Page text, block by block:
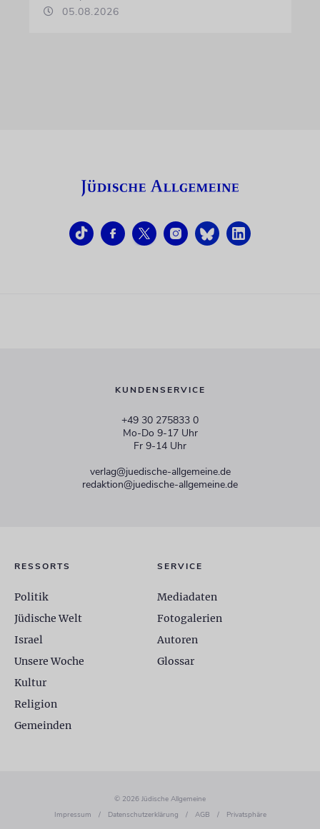
05.08.2026
KUNDENSERVICE
+49 30 275833 0
Mo-Do 9-17 Uhr
Fr 9-14 Uhr
verlag@juedische-allgemeine.de
redaktion@juedische-allgemeine.de
RESSORTS
Politik
Jüdische Welt
Israel
Unsere Woche
Kultur
Religion
Gemeinden
SERVICE
Mediadaten
Fotogalerien
Autoren
Glossar
© 2026 Jüdische Allgemeine
Impressum
/ Datenschutzerklärung / AGB / Privatsphäre